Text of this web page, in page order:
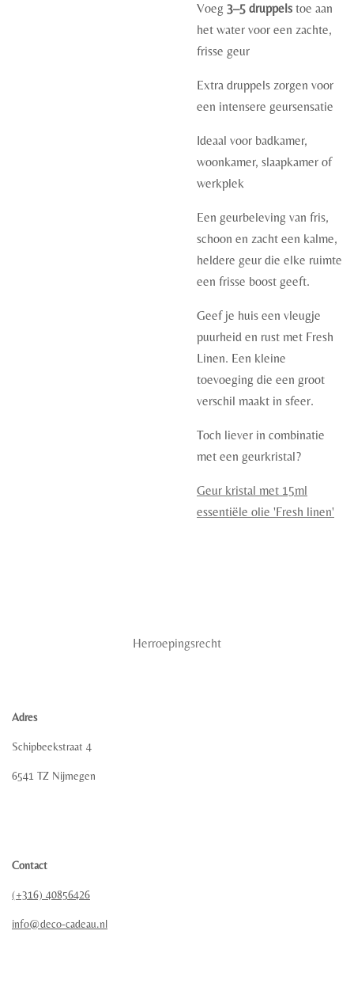
Voeg 3–5 druppels toe aan
het water voor een zachte,
frisse geur
Extra druppels zorgen voor
een intensere geursensatie
Ideaal voor badkamer,
woonkamer, slaapkamer of
werkplek
Een geurbeleving van fris,
schoon en zacht een kalme,
heldere geur die elke ruimte
een frisse boost geeft.
Geef je huis een vleugje
puurheid en rust met Fresh
Linen. Een kleine
toevoeging die een groot
verschil maakt in sfeer.
Toch liever in combinatie
met een geurkristal?
Geur kristal met 15ml
essentiële olie 'Fresh linen'
Herroepingsrecht
Adres
Schipbeekstraat 4
6541 TZ Nijmegen
Contact
(+316) 40856426
info@deco-cadeau.nl